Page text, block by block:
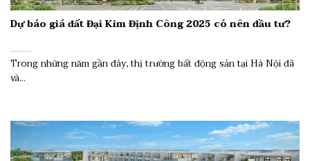
Dự báo giá đất Đại Kim Định Công 2025 có nên đầu tư?
Trong những năm gần đây, thị trường bất động sản tại Hà Nội đã
và...